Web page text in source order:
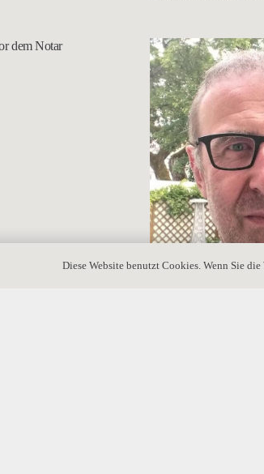
dem Notar
Diese Website benutzt Cookies. Wenn Sie